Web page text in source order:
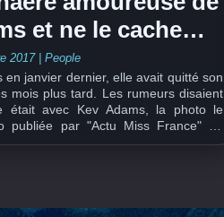
et ne le cache
2017| People
en janvier dernier, elle avait quitté son
mois plus tard. Les rumeurs disaient
était avec Kev Adams, la photo le
publiée par "Actu Miss France" ne
doute: Miss Univers est bien